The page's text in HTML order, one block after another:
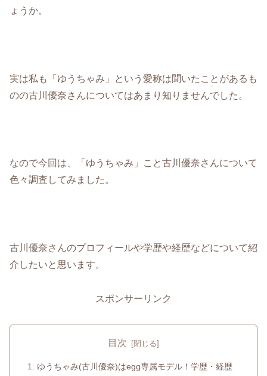
ょうか。
実は私も「ゆうちゃみ」という愛称は聞いたことがあるも
のの古川優奈さんについてはあまり知りませんでした。
なので今回は、「ゆうちゃみ」こと古川優奈さんについて
色々調査してみました。
古川優奈さんのプロフィールや学歴や経歴などについて紹
介したいと思います。
スポンサーリンク
目次
ゆうちゃみ(古川優奈)はegg専属モデル！学歴・経歴